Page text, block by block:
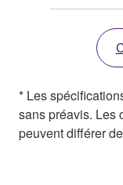
* Les
sans préavis. Les
peuvent différer